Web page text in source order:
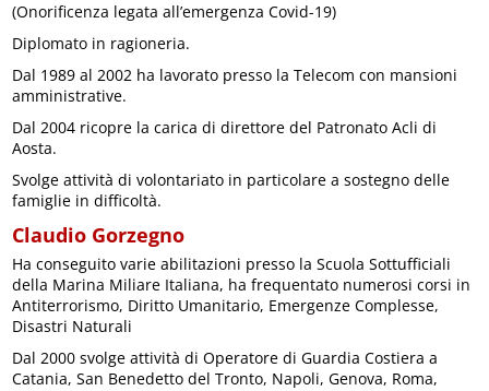
(Onorificenza legata all’emergenza Covid-19)
Diplomato in ragioneria.
Dal 1989 al 2002 ha lavorato presso la Telecom con mansioni
amministrative.
Dal 2004 ricopre la carica di direttore del Patronato Acli di
Aosta.
Svolge attività di volontariato in particolare a sostegno delle
famiglie in difficoltà.
Claudio Gorzegno
Ha conseguito varie abilitazioni presso la Scuola Sottufficiali
della Marina Miliare Italiana, ha frequentato numerosi corsi in
Antiterrorismo, Diritto Umanitario, Emergenze Complesse,
Disastri Naturali
Dal 2000 svolge attività di Operatore di Guardia Costiera a
Catania, San Benedetto del Tronto, Napoli, Genova, Roma,